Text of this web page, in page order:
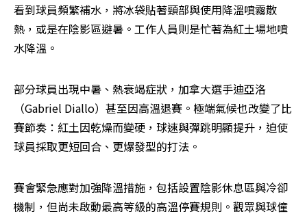
看到球員頻繁補水，將冰袋貼著頸部與使用降溫噴霧散
熱，或是在陰影區避暑。工作人員則是忙著為紅土場地噴
水降溫。
部分球員出現中暑、熱衰竭症狀，加拿大選手迪亞洛
（Gabriel Diallo）甚至因高溫退賽。極端氣候也改變了比
賽節奏：紅土因乾燥而變硬，球速與彈跳明顯提升，迫使
球員採取更短回合、更爆發型的打法。
賽會緊急應對加強降溫措施，包括設置陰影休息區與冷卻
機制，但尚未啟動最高等級的高溫停賽規則。觀眾與球僮